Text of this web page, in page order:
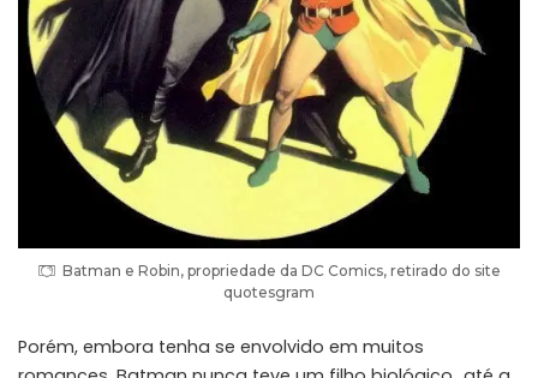
Batman e Robin, propriedade da DC Comics, retirado do site
quotesgram
Porém, embora tenha se envolvido em muitos